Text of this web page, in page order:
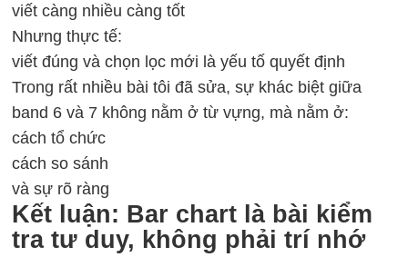
viết càng nhiều càng tốt
Nhưng thực tế:
viết đúng và chọn lọc mới là yếu tố quyết định
Trong rất nhiều bài tôi đã sửa, sự khác biệt giữa
band 6 và 7 không nằm ở từ vựng, mà nằm ở:
cách tổ chức
cách so sánh
và sự rõ ràng
Kết luận: Bar chart là bài kiểm
tra tư duy, không phải trí nhớ